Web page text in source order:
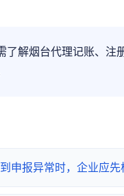
了解烟台代理记账、注
申报异常时，企业应先